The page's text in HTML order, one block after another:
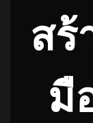
สร้
มื